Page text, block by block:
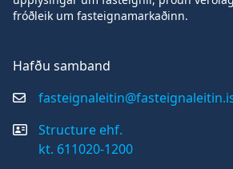
fróðleik um fasteignamarkaðinn.
Hafðu samband
Structure ehf.
kt. 611020-1200